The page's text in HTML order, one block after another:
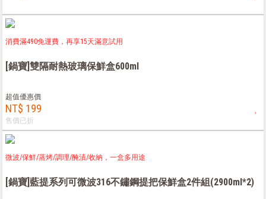
消費滿490免運費，再享15天滿意試用
[鍋寶]雙隔耐熱玻璃保鮮盒600ml
超值優惠價
NT$ 199
售價已折
微波/保鮮/蒸烤/調理/醃漬/收納，一盒多用途
[鍋寶]藍提系列可微波316不鏽鋼提把保鮮盒2件組(2900ml*2)